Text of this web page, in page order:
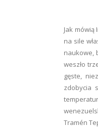
Jak
na sile
naukowe,
weszło
gęste,
zdobycia
Tramén